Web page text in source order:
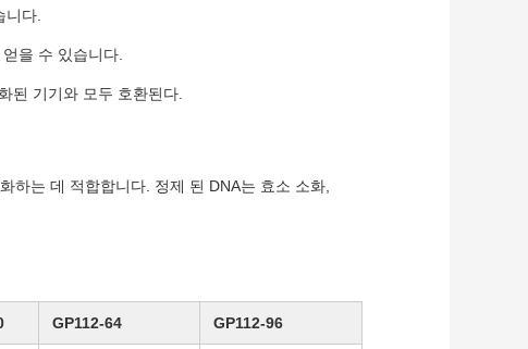
니다.
을 수 있습니다.
된 기기와 모두 호환된다.
하는 데 적합합니다. 정제 된 DNA는 효소 소화,
GP112-64 GP112-96